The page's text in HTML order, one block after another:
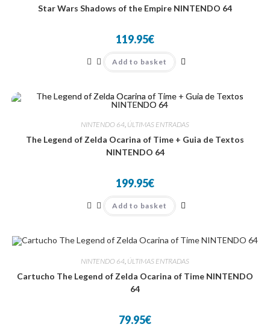
Star Wars Shadows of the Empire NINTENDO 64
119.95€
Add to basket
NINTENDO 64 ÚLTIMAS ENTRADAS
The Legend of Zelda Ocarina of Time + Guia de Textos
NINTENDO 64
199.95€
Add to basket
NINTENDO 64 ÚLTIMAS ENTRADAS
Cartucho The Legend of Zelda Ocarina of Time NINTENDO
64
79.95€